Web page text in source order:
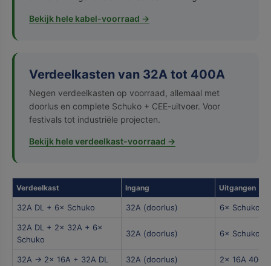
Bekijk hele kabel-voorraad →
Verdeelkasten van 32A tot 400A
Negen verdeelkasten op voorraad, allemaal met
doorlus en complete Schuko + CEE-uitvoer. Voor
festivals tot industriële projecten.
Bekijk hele verdeelkast-voorraad →
Verdeelkast Ingang Uitgangen
32A DL + 6× Schuko 32A (doorlus) 6× Schuko
32A DL + 2× 32A + 6×
Schuko
32A (doorlus) 6× Schuko
32A → 2× 16A + 32A DL 32A (doorlus) 2× 16A